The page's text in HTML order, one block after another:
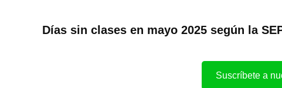
Días sin clases en mayo 2025 según la
Suscríbete a